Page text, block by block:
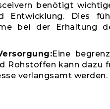
benötigt
Entwicklung. Dies
bei der Erhaltung
Eine
Rohstoffen kann dazu
verlangsamt werden.